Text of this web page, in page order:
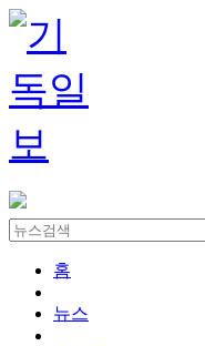
홈
뉴스